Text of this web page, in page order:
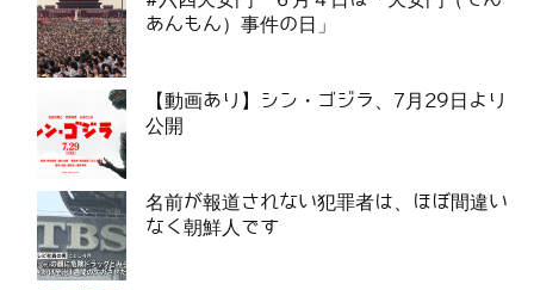
あんもん）事件の日」
【動画あり】シン・ゴジラ、7月29日より
公開
名前が報道されない犯罪者は、ほぼ間違い
なく朝鮮人です